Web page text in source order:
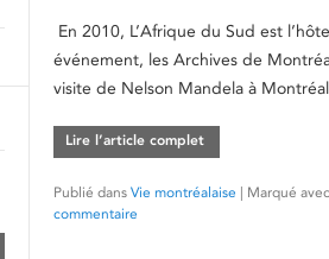
En 2010, L’Afrique du Sud est
événement, les Archives de
visite de Nelson Mandela à
Lire l’article complet
Publié dans Vie montréalaise | Marqué avec
commentaire